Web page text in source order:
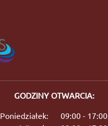
GODZINY OTWARCIA:
Poniedziałek:
09:00 - 17:00